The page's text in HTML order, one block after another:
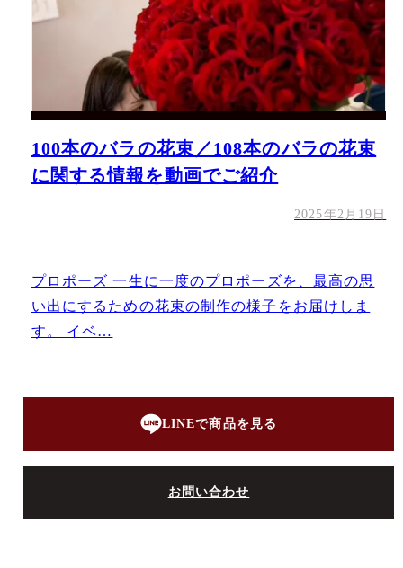
100本のバラの花束／108本のバラの花束
に関する情報を動画でご紹介
2025年2月19日
プロポーズ 一生に一度のプロポーズを、最高の思
い出にするための花束の制作の様子をお届けしま
す。 イベ…
LINEで商品を見る
お問い合わせ